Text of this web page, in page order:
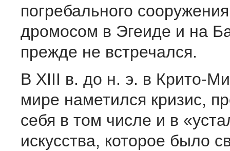
погребального
дромосом в Эгеиде и на
прежде не встречался.
В XIII в. до н. э. в Крито-
мире наметился кризис,
себя в том числе и в
искусства, которое было